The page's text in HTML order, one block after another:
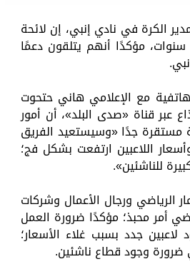
الكرة في نادي إنبي، إن لائحة
النادي لم تتغير منذ 3 سنوات، مؤكدًا أنهم يتلقون دعمًا
مع الإعلامي هاني حتحوت
عبر قناة «صدى البلد»، أن أمور
مستقرة جدًا «وسيستعيد الفريق
اللاعبين ارتفعت بشكل فج؛
للناشئين».
الرياضي ورجال الأعمال وشركات
أمر محبذ؛ مؤكدًا ضرورة العمل
جدد بسبب غلاء الأسعار؛
ضرورة وجود قطاع ناشئين.